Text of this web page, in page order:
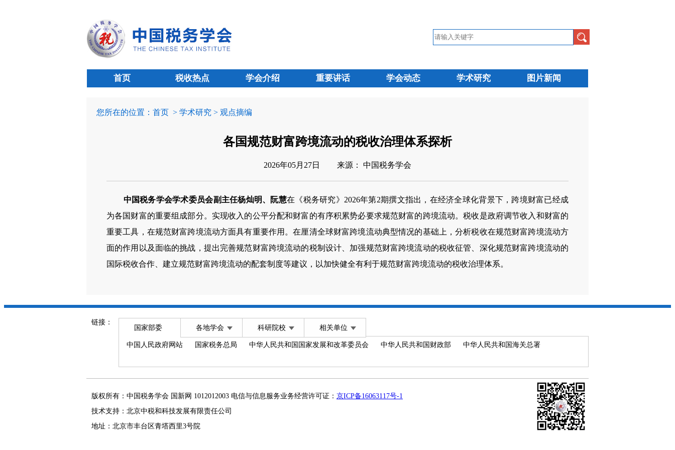
首页 税收热点 学会介绍 重要讲话 学会动态 学术研究 图片新闻
您所在的位置： 首页 > 学术研究 > 观点摘编
各国规范财富跨境流动的税收治理体系探析
2026年05月27日 来源： 中国税务学会
中国税务学会学术委员会副主任杨灿明、阮慧在《税务研究》2026年第2期撰文指出，在经济全球化背景下，跨境财富已经成
为各国财富的重要组成部分。实现收入的公平分配和财富的有序积累势必要求规范财富的跨境流动。税收是政府调节收入和财富的
重要工具，在规范财富跨境流动方面具有重要作用。在厘清全球财富跨境流动典型情况的基础上，分析税收在规范财富跨境流动方
面的作用以及面临的挑战，提出完善规范财富跨境流动的税制设计、加强规范财富跨境流动的税收征管、深化规范财富跨境流动的
国际税收合作、建立规范财富跨境流动的配套制度等建议，以加快健全有利于规范财富跨境流动的税收治理体系。
链接：
国家部委 各地学会 科研院校 相关单位
中国人民政府网站 国家税务总局 中华人民共和国国家发展和改革委员会 中华人民共和国财政部 中华人民共和国海关总署
版权所有：中国税务学会 国新网 1012012003 电信与信息服务业务经营许可证： 京ICP备16063117号-1
技术支持：北京中税和科技发展有限责任公司
地址：北京市丰台区青塔西里3号院